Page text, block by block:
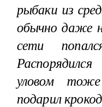
рыбаки из
обычно даже
сети
уловом
подарил